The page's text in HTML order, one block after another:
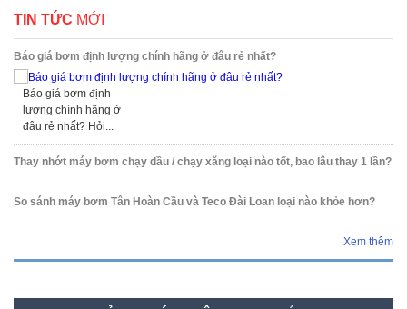
TIN TỨC MỚI
Báo giá bơm định lượng chính hãng ở đâu rẻ nhất?
Báo giá bơm định
lượng chính hãng ở
đâu rẻ nhất? Hỏi...
Thay nhớt máy bơm chạy dầu / chạy xăng loại nào tốt, bao lâu thay 1 lần?
So sánh máy bơm Tân Hoàn Cầu và Teco Đài Loan loại nào khỏe hơn?
Xem thêm